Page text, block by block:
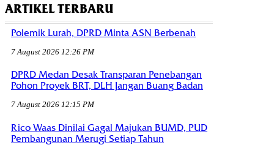
ARTIKEL TERBARU
Polemik Lurah, DPRD Minta ASN Berbenah
7 August 2026 12:26 PM
DPRD Medan Desak Transparan Penebangan
Pohon Proyek BRT, DLH Jangan Buang Badan
7 August 2026 12:15 PM
Rico Waas Dinilai Gagal Majukan BUMD, PUD
Pembangunan Merugi Setiap Tahun